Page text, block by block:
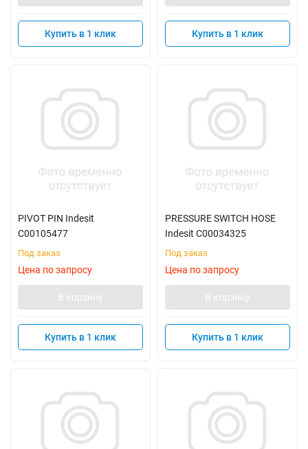
Купить в 1 клик Купить в 1 клик
PIVOT PIN Indesit
C00105477
Под заказ
Цена по запросу
В корзину
Купить в 1 клик
PRESSURE SWITCH HOSE
Indesit C00034325
Под заказ
Цена по запросу
В корзину
Купить в 1 клик